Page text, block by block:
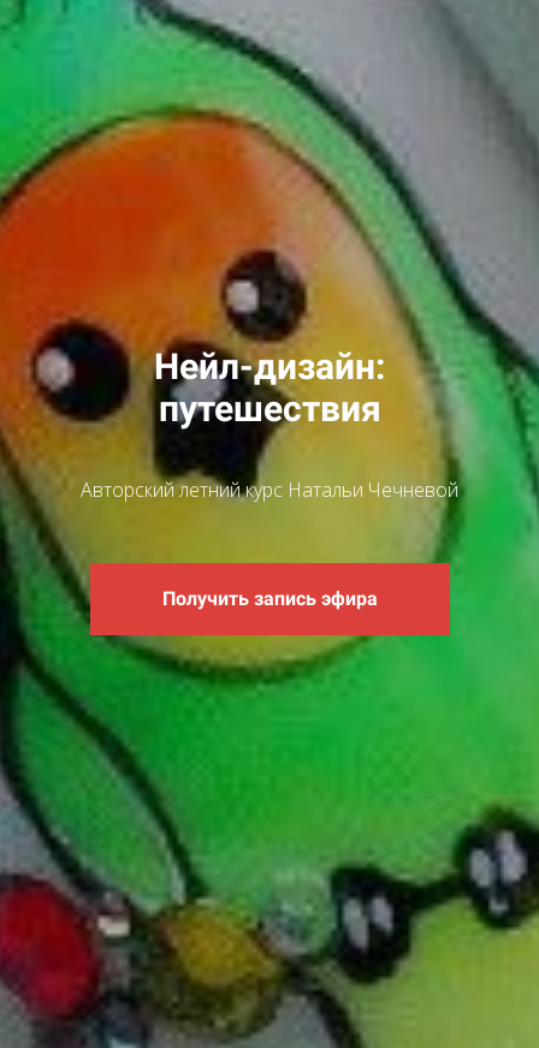
Нейл-дизайн:
путешествия
Авторский летний курс Натальи Чечневой
Получить запись эфира